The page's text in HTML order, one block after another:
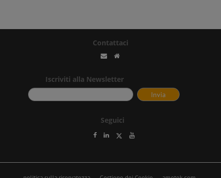
Contattaci
Iscriviti alla Newsletter
Seguici